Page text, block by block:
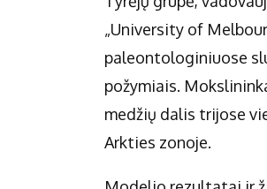
„University of
paleontologiniuose
požymiais.
medžių dalis trijose
Arkties zonoje.